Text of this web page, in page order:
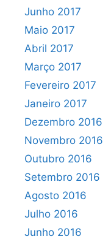
Junho 2017
Maio 2017
Abril 2017
Março 2017
Fevereiro 2017
Janeiro 2017
Dezembro 2016
Novembro 2016
Outubro 2016
Setembro 2016
Agosto 2016
Julho 2016
Junho 2016